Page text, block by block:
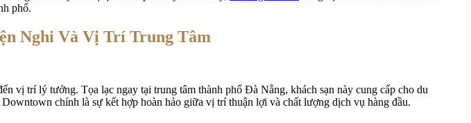
phố.
Nghi Và Vị Trí Trung Tâm
vị trí lý tưởng. Tọa lạc ngay tại trung tâm thành phố Đà Nẵng, khách sạn này cung cấp cho du
chính là sự kết hợp hoàn hảo giữa vị trí thuận lợi và chất lượng dịch vụ hàng đầu.